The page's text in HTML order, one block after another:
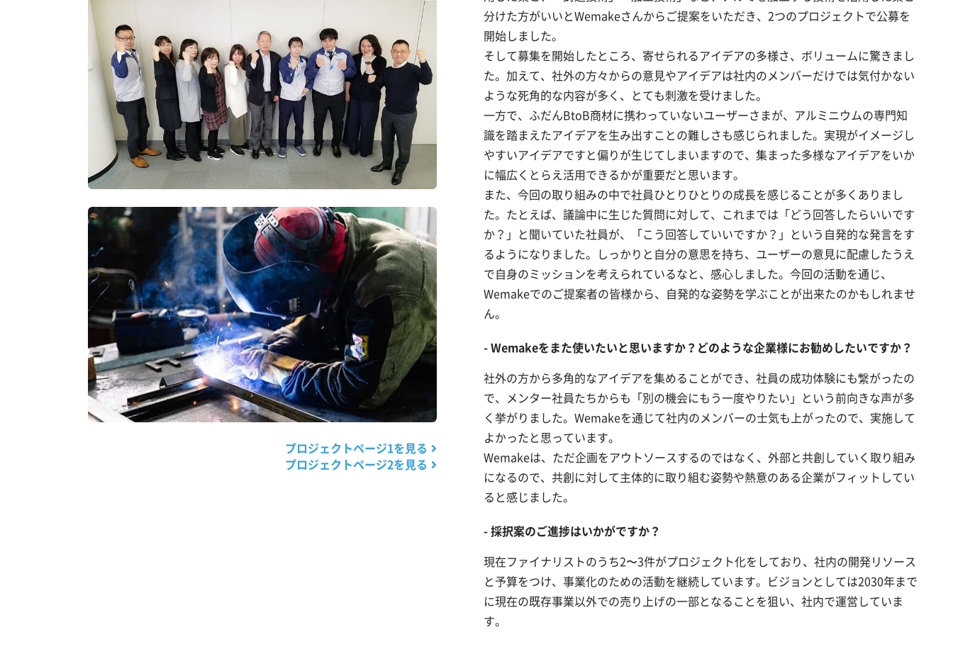
プロジェクトページ1を見る
プロジェクトページ2を見る
分けた方がいいとWemakeさんからご提案をいただき、2つのプロジェクトで公募を
開始しました。
そして募集を開始したところ、寄せられるアイデアの多様さ、ボリュームに驚きまし
た。加えて、社外の方々からの意見やアイデアは社内のメンバーだけでは気付かない
ような死角的な内容が多く、とても刺激を受けました。
一方で、ふだんBtoB商材に携わっていないユーザーさまが、アルミニウムの専門知
識を踏まえたアイデアを生み出すことの難しさも感じられました。実現がイメージし
やすいアイデアですと偏りが生じてしまいますので、集まった多様なアイデアをいか
に幅広くとらえ活用できるかが重要だと思います。
また、今回の取り組みの中で社員ひとりひとりの成長を感じることが多くありまし
た。たとえば、議論中に生じた質問に対して、これまでは「どう回答したらいいです
か？」と聞いていた社員が、「こう回答していいですか？」という自発的な発言をす
るようになりました。しっかりと自分の意思を持ち、ユーザーの意見に配慮したうえ
で自身のミッションを考えられているなと、感心しました。今回の活動を通じ、
Wemakeでのご提案者の皆様から、自発的な姿勢を学ぶことが出来たのかもしれませ
ん。
Wemakeをまた使いたいと思いますか？どのような企業様にお勧めしたいですか？
社外の方から多角的なアイデアを集めることができ、社員の成功体験にも繋がったの
で、メンター社員たちからも「別の機会にもう一度やりたい」という前向きな声が多
く挙がりました。Wemakeを通じて社内のメンバーの士気も上がったので、実施して
よかったと思っています。
Wemakeは、ただ企画をアウトソースするのではなく、外部と共創していく取り組み
になるので、共創に対して主体的に取り組む姿勢や熱意のある企業がフィットしてい
ると感じました。
採択案のご進捗はいかがですか？
現在ファイナリストのうち2〜3件がプロジェクト化をしており、社内の開発リソース
と予算をつけ、事業化のための活動を継続しています。ビジョンとしては2030年まで
に現在の既存事業以外での売り上げの一部となることを狙い、社内で運営していま
す。